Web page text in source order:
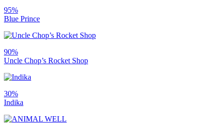
95%
Blue Prince
90%
Uncle Chop’s Rocket Shop
30%
Indika